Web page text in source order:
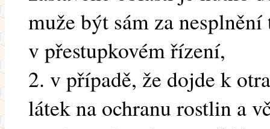
muže být sám za
v přestupkovém řízení,
2. v případě, že dojde k
látek na ochranu rostlin a